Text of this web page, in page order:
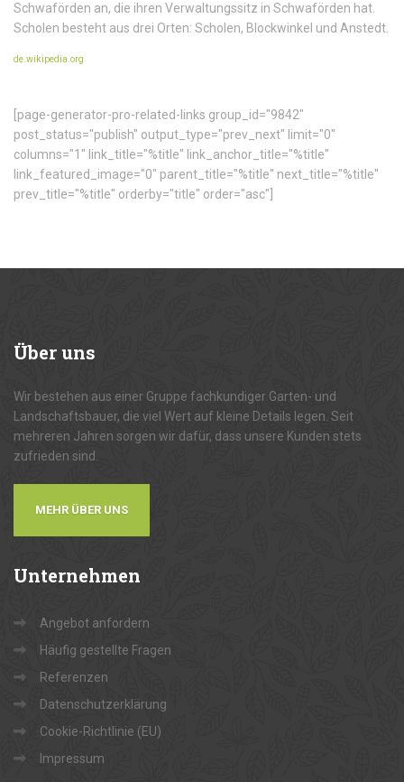
Schwaförden an, die ihren Verwaltungssitz in Schwaförden hat.
Scholen besteht aus drei Orten: Scholen, Blockwinkel und Anstedt.
de.wikipedia.org
[page-generator-pro-related-links group_id="9842"
post_status="publish" output_type="prev_next" limit="0"
columns="1" link_title="%title" link_anchor_title="%title"
link_featured_image="0" parent_title="%title" next_title="%title"
prev_title="%title" orderby="title" order="asc"]
Überuns
Wir bestehen aus einer Gruppe fachkundiger Garten- und
Landschaftsbauer, die viel Wert auf kleine Details legen. Seit
mehreren Jahren sorgen wir dafür, dass unsere Kunden stets
zufrieden sind.
MEHR ÜBER UNS
Unternehmen
Angebot anfordern
Häufig gestellte Fragen
Referenzen
Datenschutzerklärung
Cookie-Richtlinie (EU)
Impressum